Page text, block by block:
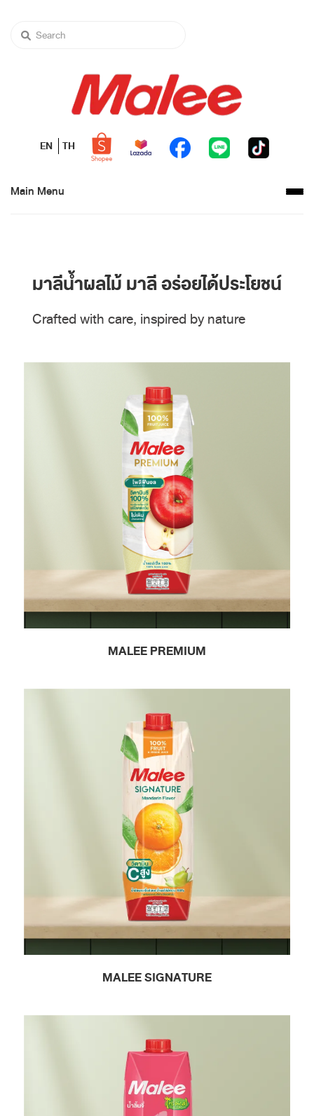
EN TH
Main Menu
มาลีน้ำผลไม้ มาลี อร่อยได้ประโยชน์
Crafted with care, inspired by nature
MALEE PREMIUM
MALEE SIGNATURE